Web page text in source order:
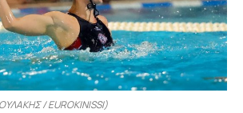
/ EUROKINISSI)